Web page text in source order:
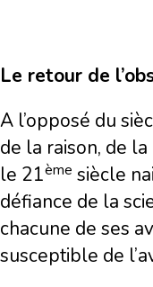
Le retour de
A l’opposé du
de la raison, de
le 21ème siècle
défiance de la
chacune de ses
susceptible de